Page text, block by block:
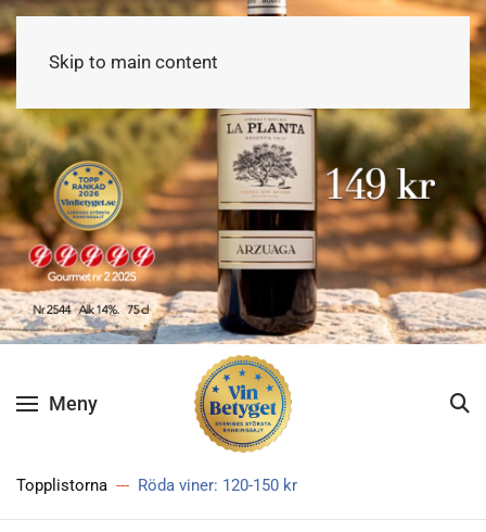
Skip to main content
Meny
Topplistorna Röda viner: 120-150 kr